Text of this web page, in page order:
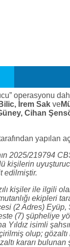
operasyonu
İrem Sak ve
Cihan
yapılan
2025/219794
kişilerin
edilmiştir.
kişiler ile ilgili
ekipleri
(2 Adres)
(7) şüpheliye
Yıldız isimli
olup;
kararı